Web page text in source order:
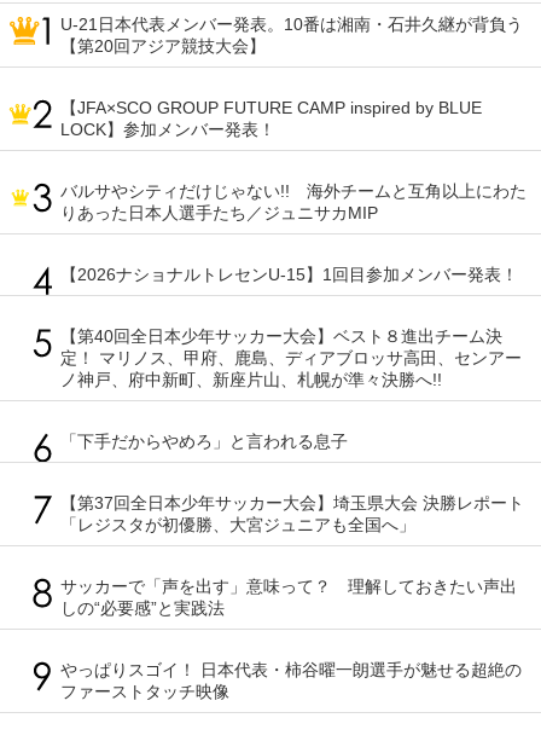
U-21日本代表メンバー発表。10番は湘南・石井久継が背負う
【第20回アジア競技大会】
【JFA×SCO GROUP FUTURE CAMP inspired by BLUE
LOCK】参加メンバー発表！
バルサやシティだけじゃない!! 海外チームと互角以上にわた
りあった日本人選手たち／ジュニサカMIP
【2026ナショナルトレセンU-15】1回目参加メンバー発表！
【第40回全日本少年サッカー大会】ベスト８進出チーム決
定！ マリノス、甲府、鹿島、ディアブロッサ高田、センアー
ノ神戸、府中新町、新座片山、札幌が準々決勝へ!!
「下手だからやめろ」と言われる息子
【第37回全日本少年サッカー大会】埼玉県大会 決勝レポート
「レジスタが初優勝、大宮ジュニアも全国へ」
サッカーで「声を出す」意味って？ 理解しておきたい声出
しの“必要感”と実践法
やっぱりスゴイ！ 日本代表・柿谷曜一朗選手が魅せる超絶の
ファーストタッチ映像